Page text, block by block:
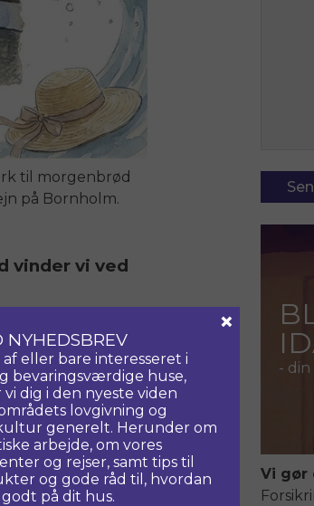
til morgenbrød
på Bornholm.
vinder vi ved
og
håndværk og
manglen på
økonomiske
bevare frem for
for debatten
-
Vi gør
NYHEDSBREV
eller bare interesseret i
bevaringsværdige huse,
dig i den nyeste viden
lovgivning og
generelt. Herunder om
arbejde, om vores
og rejser, samt tips til
og gode råd til, hvordan
på dit hus.
×